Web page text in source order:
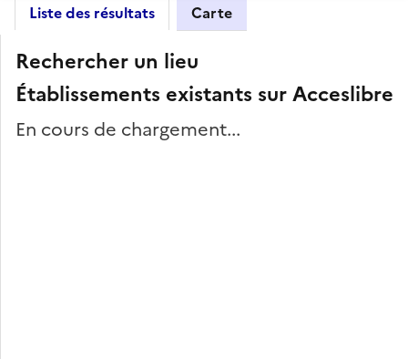
Liste des résultats Carte
Rechercher un lieu
Établissements existants sur Acceslibre
En cours de chargement...